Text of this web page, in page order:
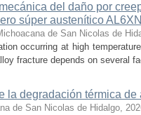
del daño por
súper austenítico
de San Nicolas de
occurring at high
fracture depends on several
la degradación térmica
de San Nicolas de Hidalgo,